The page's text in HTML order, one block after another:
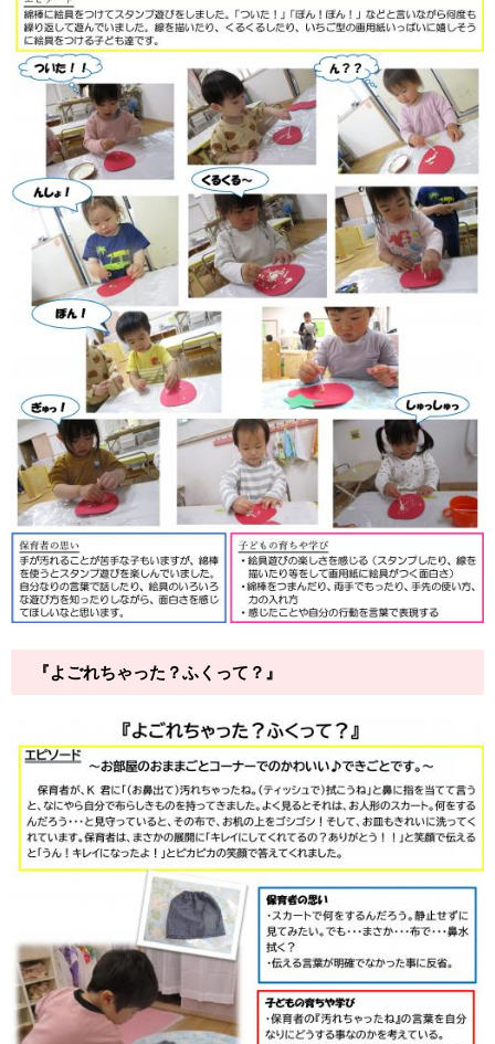
『よごれちゃった？ふくって？』